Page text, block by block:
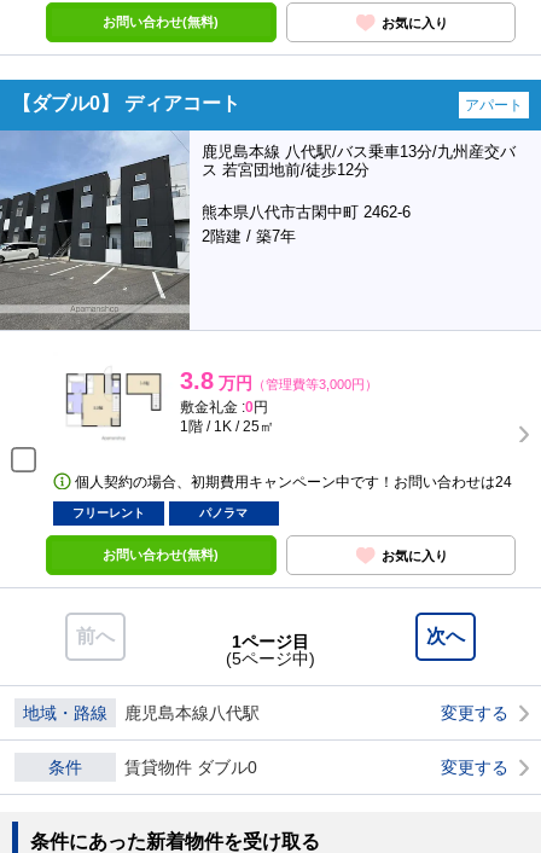
お問い合わせ(無料) お気に入り
【ダブル0】 ディアコート アパート
鹿児島本線 八代駅/バス乗車13分/九州産交バ
ス 若宮団地前/徒歩12分
熊本県八代市古閑中町 2462-6
2階建 / 築7年
3.8 万円 （管理費等3,000円）
敷金礼金 :0円
1階 / 1K / 25㎡
個人契約の場合、初期費用キャンペーン中です！お問い合わせは24
フリーレント パノラマ
お問い合わせ(無料) お気に入り
前へ 次へ
1ページ目
(5ページ中)
地域・路線 鹿児島本線八代駅 変更する
条件 賃貸物件 ダブル0 変更する
条件にあった新着物件を受け取る